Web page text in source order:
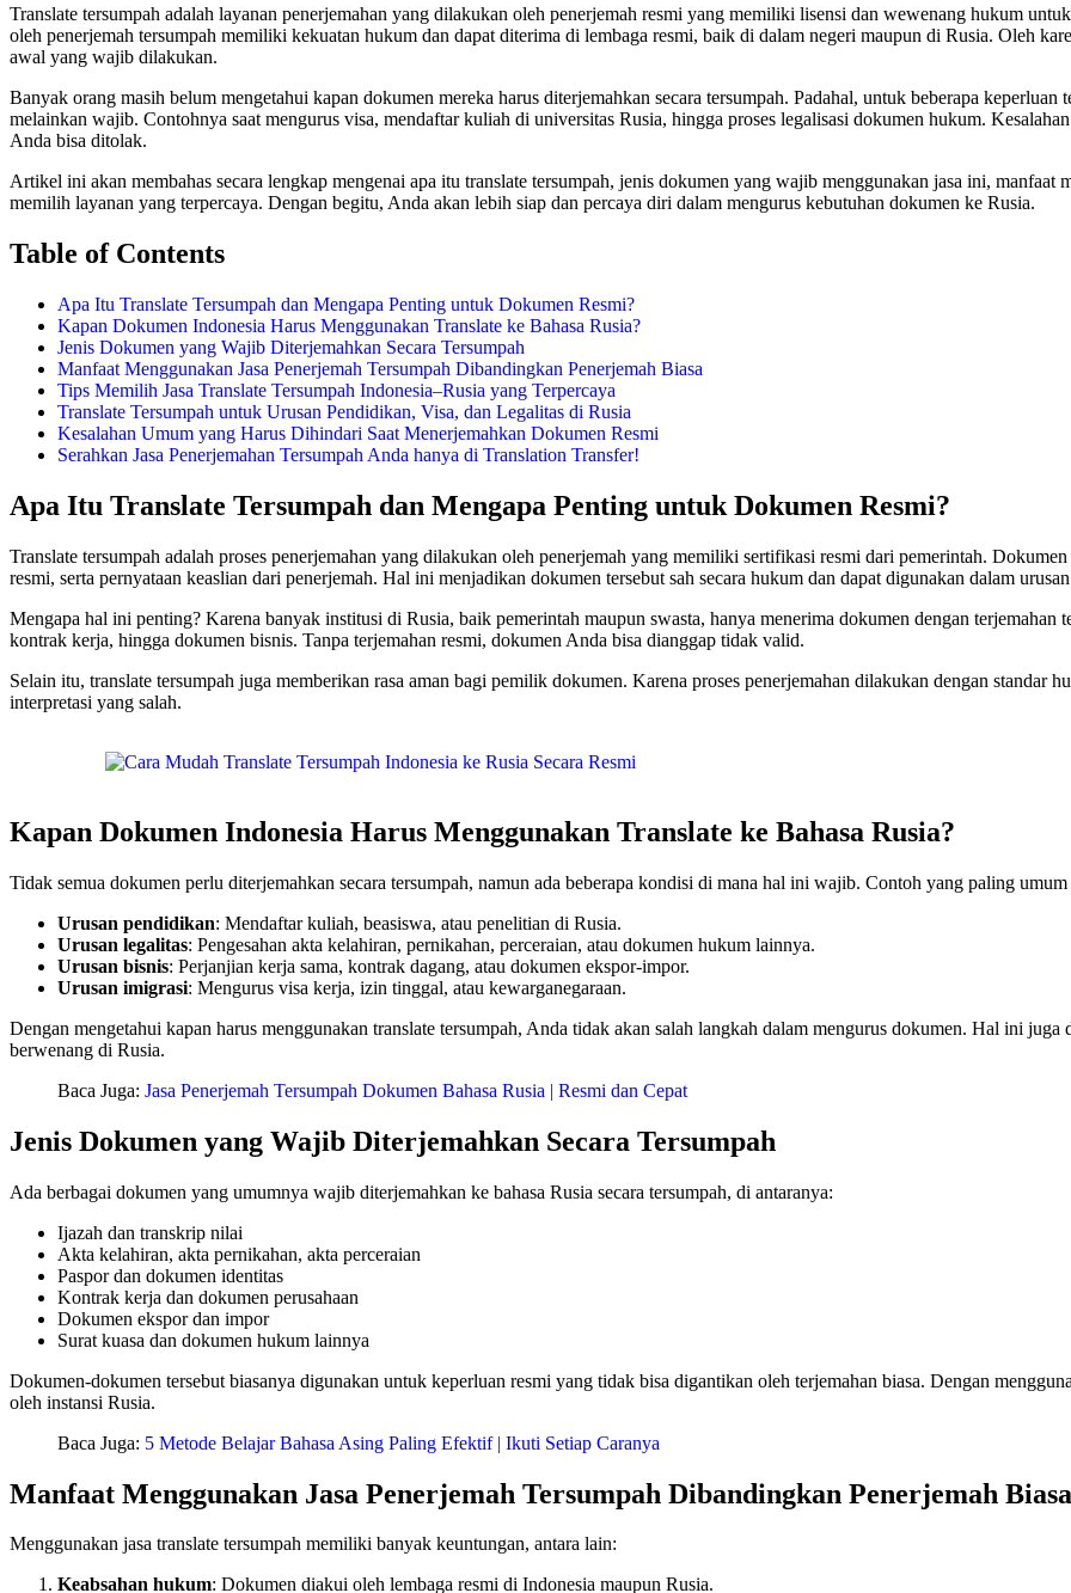
Translate tersumpah adalah layanan penerjemahan yang dilakukan oleh penerjemah resmi yang memiliki lisensi dan wewenang hukum
oleh penerjemah tersumpah memiliki kekuatan hukum dan dapat diterima di lembaga resmi, baik di dalam negeri maupun di Rusia. Oleh
awal yang wajib dilakukan.
Banyak orang masih belum mengetahui kapan dokumen mereka harus diterjemahkan secara tersumpah. Padahal, untuk beberapa
melainkan wajib. Contohnya saat mengurus visa, mendaftar kuliah di universitas Rusia, hingga proses legalisasi dokumen hukum.
Anda bisa ditolak.
Artikel ini akan membahas secara lengkap mengenai apa itu translate tersumpah, jenis dokumen yang wajib menggunakan jasa ini, manfaat
memilih layanan yang terpercaya. Dengan begitu, Anda akan lebih siap dan percaya diri dalam mengurus kebutuhan dokumen ke Rusia.
Table of Contents
Apa Itu Translate Tersumpah dan Mengapa Penting untuk Dokumen Resmi?
Kapan Dokumen Indonesia Harus Menggunakan Translate ke Bahasa Rusia?
Jenis Dokumen yang Wajib Diterjemahkan Secara Tersumpah
Manfaat Menggunakan Jasa Penerjemah Tersumpah Dibandingkan Penerjemah Biasa
Tips Memilih Jasa Translate Tersumpah Indonesia–Rusia yang Terpercaya
Translate Tersumpah untuk Urusan Pendidikan, Visa, dan Legalitas di Rusia
Kesalahan Umum yang Harus Dihindari Saat Menerjemahkan Dokumen Resmi
Serahkan Jasa Penerjemahan Tersumpah Anda hanya di Translation Transfer!
Apa Itu Translate Tersumpah dan Mengapa Penting untuk Dokumen Resmi?
Translate tersumpah adalah proses penerjemahan yang dilakukan oleh penerjemah yang memiliki sertifikasi resmi dari pemerintah.
resmi, serta pernyataan keaslian dari penerjemah. Hal ini menjadikan dokumen tersebut sah secara hukum dan dapat digunakan dalam
Mengapa hal ini penting? Karena banyak institusi di Rusia, baik pemerintah maupun swasta, hanya menerima dokumen dengan
kontrak kerja, hingga dokumen bisnis. Tanpa terjemahan resmi, dokumen Anda bisa dianggap tidak valid.
Selain itu, translate tersumpah juga memberikan rasa aman bagi pemilik dokumen. Karena proses penerjemahan dilakukan dengan standar
interpretasi yang salah.
Kapan Dokumen Indonesia Harus Menggunakan Translate ke Bahasa Rusia?
Tidak semua dokumen perlu diterjemahkan secara tersumpah, namun ada beberapa kondisi di mana hal ini wajib. Contoh yang paling umum
Urusan pendidikan: Mendaftar kuliah, beasiswa, atau penelitian di Rusia.
Urusan legalitas: Pengesahan akta kelahiran, pernikahan, perceraian, atau dokumen hukum lainnya.
Urusan bisnis: Perjanjian kerja sama, kontrak dagang, atau dokumen ekspor-impor.
Urusan imigrasi: Mengurus visa kerja, izin tinggal, atau kewarganegaraan.
Dengan mengetahui kapan harus menggunakan translate tersumpah, Anda tidak akan salah langkah dalam mengurus dokumen. Hal ini juga
berwenang di Rusia.
Baca Juga: Jasa Penerjemah Tersumpah Dokumen Bahasa Rusia | Resmi dan Cepat
Jenis Dokumen yang Wajib Diterjemahkan Secara Tersumpah
Ada berbagai dokumen yang umumnya wajib diterjemahkan ke bahasa Rusia secara tersumpah, di antaranya:
Ijazah dan transkrip nilai
Akta kelahiran, akta pernikahan, akta perceraian
Paspor dan dokumen identitas
Kontrak kerja dan dokumen perusahaan
Dokumen ekspor dan impor
Surat kuasa dan dokumen hukum lainnya
Dokumen-dokumen tersebut biasanya digunakan untuk keperluan resmi yang tidak bisa digantikan oleh terjemahan biasa. Dengan
oleh instansi Rusia.
Baca Juga: 5 Metode Belajar Bahasa Asing Paling Efektif | Ikuti Setiap Caranya
Manfaat Menggunakan Jasa Penerjemah Tersumpah Dibandingkan Penerjemah Biasa
Menggunakan jasa translate tersumpah memiliki banyak keuntungan, antara lain:
Keabsahan hukum: Dokumen diakui oleh lembaga resmi di Indonesia maupun Rusia.